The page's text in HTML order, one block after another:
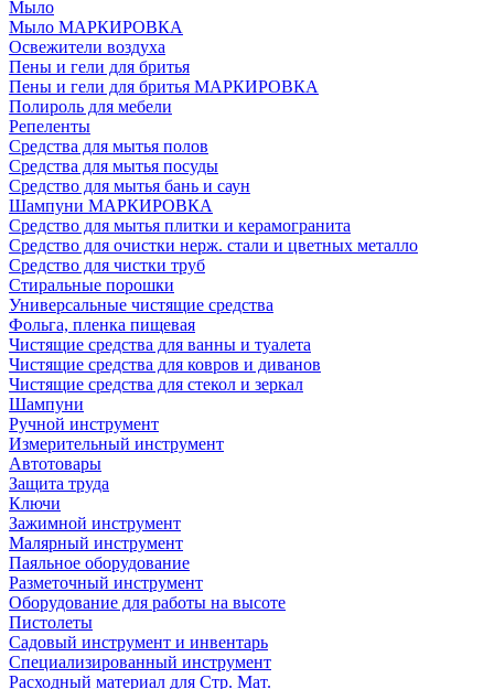
Мыло
Мыло МАРКИРОВКА
Освежители воздуха
Пены и гели для бритья
Пены и гели для бритья МАРКИРОВКА
Полироль для мебели
Репеленты
Средства для мытья полов
Средства для мытья посуды
Средство для мытья бань и саун
Шампуни МАРКИРОВКА
Средство для мытья плитки и керамогранита
Средство для очистки нерж. стали и цветных металло
Средство для чистки труб
Стиральные порошки
Универсальные чистящие средства
Фольга, пленка пищевая
Чистящие средства для ванны и туалета
Чистящие средства для ковров и диванов
Чистящие средства для стекол и зеркал
Шампуни
Ручной инструмент
Измерительный инструмент
Автотовары
Защита труда
Ключи
Зажимной инструмент
Малярный инструмент
Паяльное оборудование
Разметочный инструмент
Оборудование для работы на высоте
Пистолеты
Садовый инструмент и инвентарь
Специализированный инструмент
Расходный материал для Стр. Мат.